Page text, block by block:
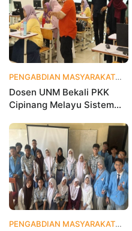
PENGABDIAN MASYARAKAT
Dosen UNM Bekali PKK
Cipinang Melayu Sistem
Dorong Pemberdayaan
Berbasis Data
PENGABDIAN MASYARAKAT